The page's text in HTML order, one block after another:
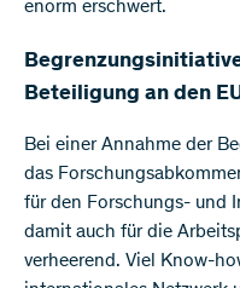
enorm erschwert.
Beteiligung an den
Bei einer Annahme der
das
für den Forschungs- und
damit auch für die
verheerend. Viel Know-